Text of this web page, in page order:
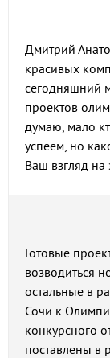
Дмитрий
красивых
сегодняшний
проектов
думаю, мало
успеем, но
Ваш взгляд на
Готовые
возводиться
остальные в
Сочи к
конкурсного
поставлены в